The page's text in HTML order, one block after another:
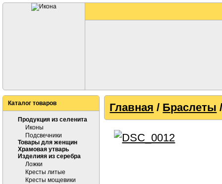
Каталог товаров
Продукция из селенита
Иконы
Подсвечники
Товары для женщин
Храмовая утварь
Изделияя из серебра
Ложки
Кресты литые
Кресты мощевики
Главная / Браслеты